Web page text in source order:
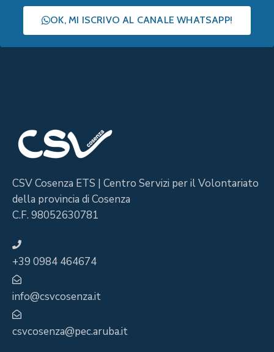
OK, MI ISCRIVO AL CANALE WHATSAPP!
CSV Cosenza ETS | Centro Servizi per il Volontariato
della provincia di Cosenza
C.F. 98052630781
+39 0984 464674
info@csvcosenza.it
csvcosenza@pec.aruba.it